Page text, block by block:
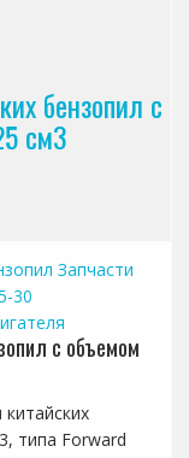
бензопил с
см3
Запчасти
30
с объемом
типа Forward